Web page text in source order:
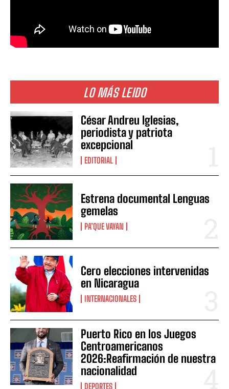
LO MÁS LEIDO
César Andreu Iglesias,
periodista y patriota
excepcional
EDITORIAL
Estrena documental Lenguas
gemelas
PA’QUE VAYAN
Cero elecciones intervenidas
en Nicaragua
INTERNACIONALES
Puerto Rico en los Juegos
Centroamericanos
2026:Reafirmación de nuestra
nacionalidad
DEPORTES